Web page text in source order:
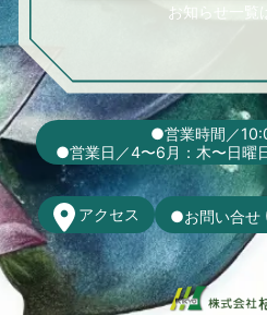
お知らせ一覧
●営業時間／
●営業日／4〜6月：木〜日曜
アクセス ●お問い合せ